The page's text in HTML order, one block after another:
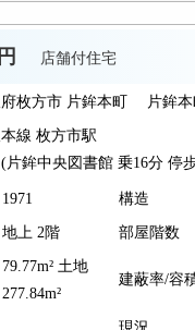
店舗付住宅
府枚方市 片鉾本町 片鉾本
線 枚方市駅
片鉾中央図書館 乗16分 停
1971 構造
地上 2階 部屋階数
79.77m² 土地
277.84m²
建蔽率/容